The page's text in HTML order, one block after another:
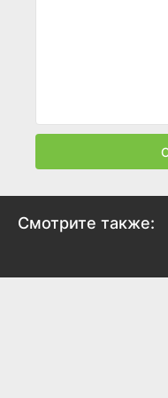
Смотрите также: